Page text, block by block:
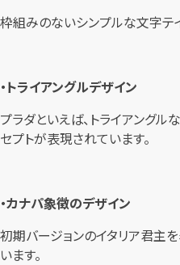
枠組みのないシンプルな文字テ
・トライアングルデザイン
プラダといえば、トライアングル
セプトが表現されています。
・カナパ象徴のデザイン
初期バージョンのイタリア君主
います。